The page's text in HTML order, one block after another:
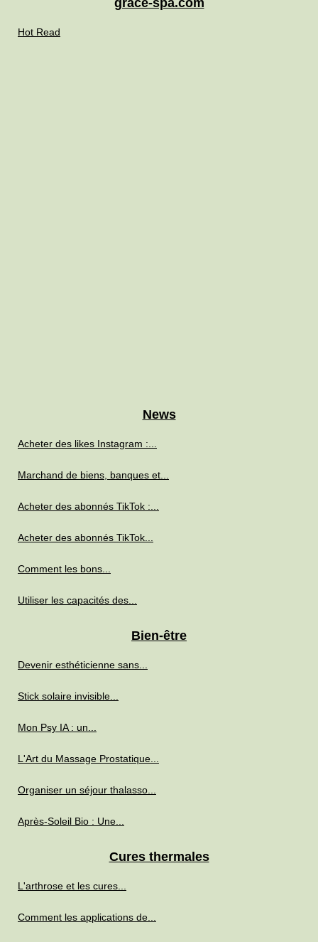
grace-spa.com
Hot Read
News
Acheter des likes Instagram :...
Marchand de biens, banques et...
Acheter des abonnés TikTok :...
Acheter des abonnés TikTok...
Comment les bons...
Utiliser les capacités des...
Bien-être
Devenir esthéticienne sans...
Stick solaire invisible...
Mon Psy IA : un...
L'Art du Massage Prostatique...
Organiser un séjour thalasso...
Après-Soleil Bio : Une...
Cures thermales
L'arthrose et les cures...
Comment les applications de...